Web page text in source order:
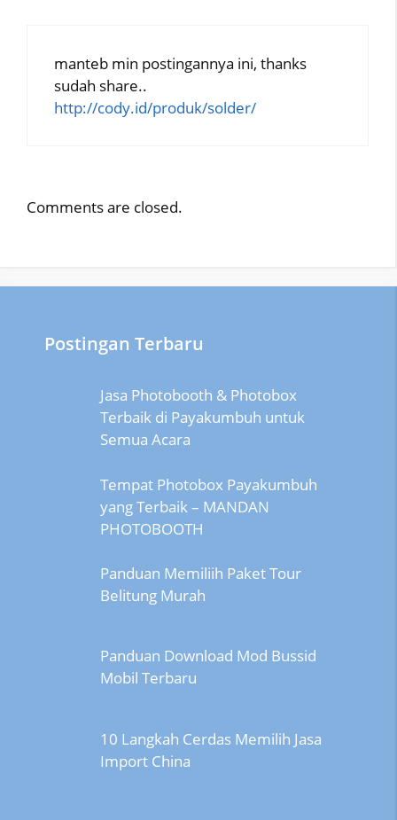
manteb min postingannya ini, thanks
sudah share..
http://cody.id/produk/solder/
Comments are closed.
Postingan Terbaru
Jasa Photobooth & Photobox
Terbaik di Payakumbuh untuk
Semua Acara
Tempat Photobox Payakumbuh
yang Terbaik – MANDAN
PHOTOBOOTH
Panduan Memiliih Paket Tour
Belitung Murah
Panduan Download Mod Bussid
Mobil Terbaru
10 Langkah Cerdas Memilih Jasa
Import China